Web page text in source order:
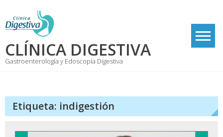
content
CLÍNICA DIGESTIVA
Gastroenterología y Edoscopía Digestiva
Etiqueta: indigestión